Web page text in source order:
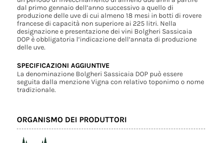
dal primo gennaio dell’anno successivo a quello di
produzione delle uve di cui almeno 18 mesi in botti di rovere
francese di capacità non superiore ai 225 litri. Nella
designazione e presentazione dei vini Bolgheri Sassicaia
DOP è obbligatoria l’indicazione dell’annata di produzione
delle uve.
SPECIFICAZIONI AGGIUNTIVE
La denominazione Bolgheri Sassicaia DOP può essere
seguita dalla menzione Vigna con relativo toponimo o nome
tradizionale.
ORGANISMO DEI PRODUTTORI